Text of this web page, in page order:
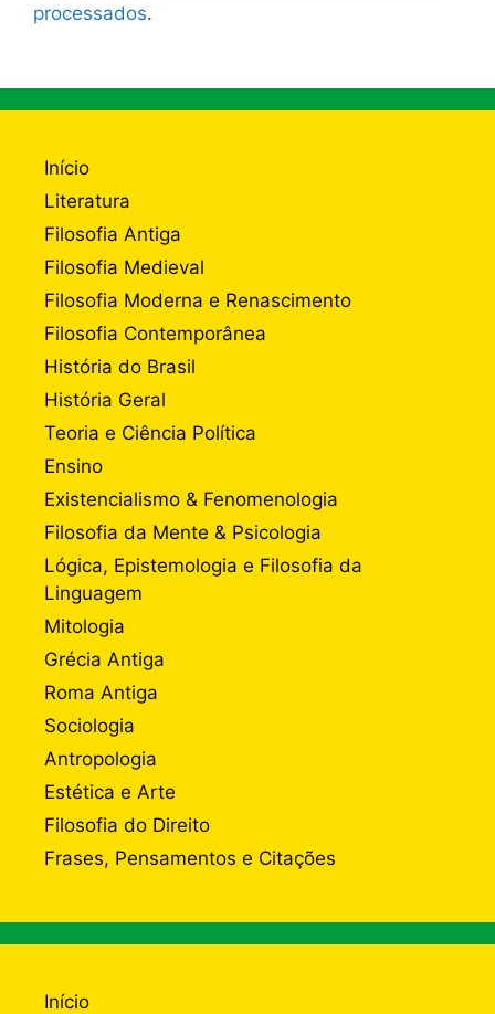
processados.
Início
Literatura
Filosofia Antiga
Filosofia Medieval
Filosofia Moderna e Renascimento
Filosofia Contemporânea
História do Brasil
História Geral
Teoria e Ciência Política
Ensino
Existencialismo & Fenomenologia
Filosofia da Mente & Psicologia
Lógica, Epistemologia e Filosofia da
Linguagem
Mitologia
Grécia Antiga
Roma Antiga
Sociologia
Antropologia
Estética e Arte
Filosofia do Direito
Frases, Pensamentos e Citações
Início